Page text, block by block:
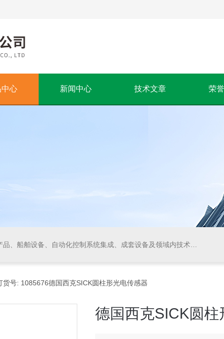
中心 新闻中心 技术文章 荣
域内技术开发、技术转让、技术咨询、技术服务，从事货物及技术的进出口业务，仪器仪表、阀门、电线电缆的生产、加工。
货号: 1085676德国西克SICK圆柱形光电传感器
德国西克SICK圆